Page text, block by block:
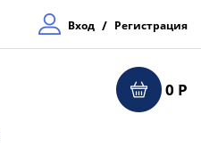
Вход / Регистрация
0 Р